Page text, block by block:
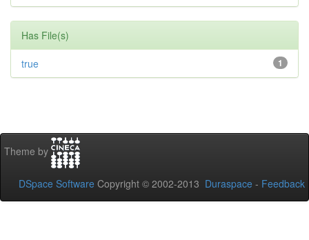
Has File(s)
1
true
Theme by
DSpace Software Copyright © 2002-2013 Duraspace - Feedback